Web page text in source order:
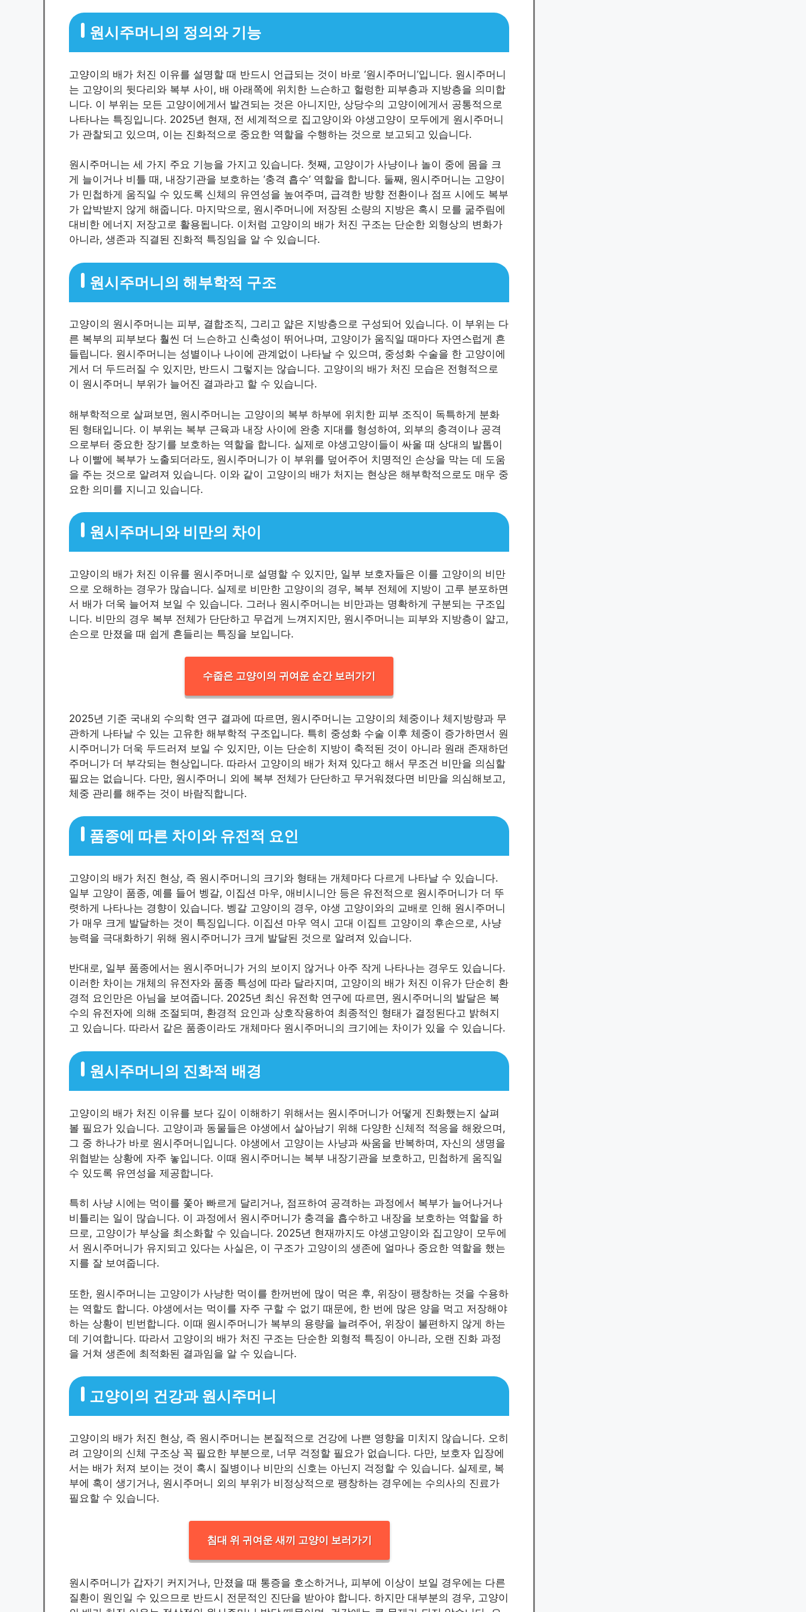
원시주머니의 정의와 기능
고양이의 배가 처진 이유를 설명할 때 반드시 언급되는 것이 바로 ‘원시주머니’입니다. 원시주머니
는 고양이의 뒷다리와 복부 사이, 배 아래쪽에 위치한 느슨하고 헐렁한 피부층과 지방층을 의미합
니다. 이 부위는 모든 고양이에게서 발견되는 것은 아니지만, 상당수의 고양이에게서 공통적으로
나타나는 특징입니다. 2025년 현재, 전 세계적으로 집고양이와 야생고양이 모두에게 원시주머니
가 관찰되고 있으며, 이는 진화적으로 중요한 역할을 수행하는 것으로 보고되고 있습니다.
원시주머니는 세 가지 주요 기능을 가지고 있습니다. 첫째, 고양이가 사냥이나 놀이 중에 몸을 크
게 늘이거나 비틀 때, 내장기관을 보호하는 ‘충격 흡수’ 역할을 합니다. 둘째, 원시주머니는 고양이
가 민첩하게 움직일 수 있도록 신체의 유연성을 높여주며, 급격한 방향 전환이나 점프 시에도 복부
가 압박받지 않게 해줍니다. 마지막으로, 원시주머니에 저장된 소량의 지방은 혹시 모를 굶주림에
대비한 에너지 저장고로 활용됩니다. 이처럼 고양이의 배가 처진 구조는 단순한 외형상의 변화가
아니라, 생존과 직결된 진화적 특징임을 알 수 있습니다.
원시주머니의 해부학적 구조
고양이의 원시주머니는 피부, 결합조직, 그리고 얇은 지방층으로 구성되어 있습니다. 이 부위는 다
른 복부의 피부보다 훨씬 더 느슨하고 신축성이 뛰어나며, 고양이가 움직일 때마다 자연스럽게 흔
들립니다. 원시주머니는 성별이나 나이에 관계없이 나타날 수 있으며, 중성화 수술을 한 고양이에
게서 더 두드러질 수 있지만, 반드시 그렇지는 않습니다. 고양이의 배가 처진 모습은 전형적으로
이 원시주머니 부위가 늘어진 결과라고 할 수 있습니다.
해부학적으로 살펴보면, 원시주머니는 고양이의 복부 하부에 위치한 피부 조직이 독특하게 분화
된 형태입니다. 이 부위는 복부 근육과 내장 사이에 완충 지대를 형성하여, 외부의 충격이나 공격
으로부터 중요한 장기를 보호하는 역할을 합니다. 실제로 야생고양이들이 싸울 때 상대의 발톱이
나 이빨에 복부가 노출되더라도, 원시주머니가 이 부위를 덮어주어 치명적인 손상을 막는 데 도움
을 주는 것으로 알려져 있습니다. 이와 같이 고양이의 배가 처지는 현상은 해부학적으로도 매우 중
요한 의미를 지니고 있습니다.
원시주머니와 비만의 차이
고양이의 배가 처진 이유를 원시주머니로 설명할 수 있지만, 일부 보호자들은 이를 고양이의 비만
으로 오해하는 경우가 많습니다. 실제로 비만한 고양이의 경우, 복부 전체에 지방이 고루 분포하면
서 배가 더욱 늘어져 보일 수 있습니다. 그러나 원시주머니는 비만과는 명확하게 구분되는 구조입
니다. 비만의 경우 복부 전체가 단단하고 무겁게 느껴지지만, 원시주머니는 피부와 지방층이 얇고,
손으로 만졌을 때 쉽게 흔들리는 특징을 보입니다.
수줍은 고양이의 귀여운 순간 보러가기
2025년 기준 국내외 수의학 연구 결과에 따르면, 원시주머니는 고양이의 체중이나 체지방량과 무
관하게 나타날 수 있는 고유한 해부학적 구조입니다. 특히 중성화 수술 이후 체중이 증가하면서 원
시주머니가 더욱 두드러져 보일 수 있지만, 이는 단순히 지방이 축적된 것이 아니라 원래 존재하던
주머니가 더 부각되는 현상입니다. 따라서 고양이의 배가 처져 있다고 해서 무조건 비만을 의심할
필요는 없습니다. 다만, 원시주머니 외에 복부 전체가 단단하고 무거워졌다면 비만을 의심해보고,
체중 관리를 해주는 것이 바람직합니다.
품종에 따른 차이와 유전적 요인
고양이의 배가 처진 현상, 즉 원시주머니의 크기와 형태는 개체마다 다르게 나타날 수 있습니다.
일부 고양이 품종, 예를 들어 벵갈, 이집션 마우, 애비시니안 등은 유전적으로 원시주머니가 더 뚜
렷하게 나타나는 경향이 있습니다. 벵갈 고양이의 경우, 야생 고양이와의 교배로 인해 원시주머니
가 매우 크게 발달하는 것이 특징입니다. 이집션 마우 역시 고대 이집트 고양이의 후손으로, 사냥
능력을 극대화하기 위해 원시주머니가 크게 발달된 것으로 알려져 있습니다.
반대로, 일부 품종에서는 원시주머니가 거의 보이지 않거나 아주 작게 나타나는 경우도 있습니다.
이러한 차이는 개체의 유전자와 품종 특성에 따라 달라지며, 고양이의 배가 처진 이유가 단순히 환
경적 요인만은 아님을 보여줍니다. 2025년 최신 유전학 연구에 따르면, 원시주머니의 발달은 복
수의 유전자에 의해 조절되며, 환경적 요인과 상호작용하여 최종적인 형태가 결정된다고 밝혀지
고 있습니다. 따라서 같은 품종이라도 개체마다 원시주머니의 크기에는 차이가 있을 수 있습니다.
원시주머니의 진화적 배경
고양이의 배가 처진 이유를 보다 깊이 이해하기 위해서는 원시주머니가 어떻게 진화했는지 살펴
볼 필요가 있습니다. 고양이과 동물들은 야생에서 살아남기 위해 다양한 신체적 적응을 해왔으며,
그 중 하나가 바로 원시주머니입니다. 야생에서 고양이는 사냥과 싸움을 반복하며, 자신의 생명을
위협받는 상황에 자주 놓입니다. 이때 원시주머니는 복부 내장기관을 보호하고, 민첩하게 움직일
수 있도록 유연성을 제공합니다.
특히 사냥 시에는 먹이를 쫓아 빠르게 달리거나, 점프하여 공격하는 과정에서 복부가 늘어나거나
비틀리는 일이 많습니다. 이 과정에서 원시주머니가 충격을 흡수하고 내장을 보호하는 역할을 하
므로, 고양이가 부상을 최소화할 수 있습니다. 2025년 현재까지도 야생고양이와 집고양이 모두에
서 원시주머니가 유지되고 있다는 사실은, 이 구조가 고양이의 생존에 얼마나 중요한 역할을 했는
지를 잘 보여줍니다.
또한, 원시주머니는 고양이가 사냥한 먹이를 한꺼번에 많이 먹은 후, 위장이 팽창하는 것을 수용하
는 역할도 합니다. 야생에서는 먹이를 자주 구할 수 없기 때문에, 한 번에 많은 양을 먹고 저장해야
하는 상황이 빈번합니다. 이때 원시주머니가 복부의 용량을 늘려주어, 위장이 불편하지 않게 하는
데 기여합니다. 따라서 고양이의 배가 처진 구조는 단순한 외형적 특징이 아니라, 오랜 진화 과정
을 거쳐 생존에 최적화된 결과임을 알 수 있습니다.
고양이의 건강과 원시주머니
고양이의 배가 처진 현상, 즉 원시주머니는 본질적으로 건강에 나쁜 영향을 미치지 않습니다. 오히
려 고양이의 신체 구조상 꼭 필요한 부분으로, 너무 걱정할 필요가 없습니다. 다만, 보호자 입장에
서는 배가 처져 보이는 것이 혹시 질병이나 비만의 신호는 아닌지 걱정할 수 있습니다. 실제로, 복
부에 혹이 생기거나, 원시주머니 외의 부위가 비정상적으로 팽창하는 경우에는 수의사의 진료가
필요할 수 있습니다.
침대 위 귀여운 새끼 고양이 보러가기
원시주머니가 갑자기 커지거나, 만졌을 때 통증을 호소하거나, 피부에 이상이 보일 경우에는 다른
질환이 원인일 수 있으므로 반드시 전문적인 진단을 받아야 합니다. 하지만 대부분의 경우, 고양이